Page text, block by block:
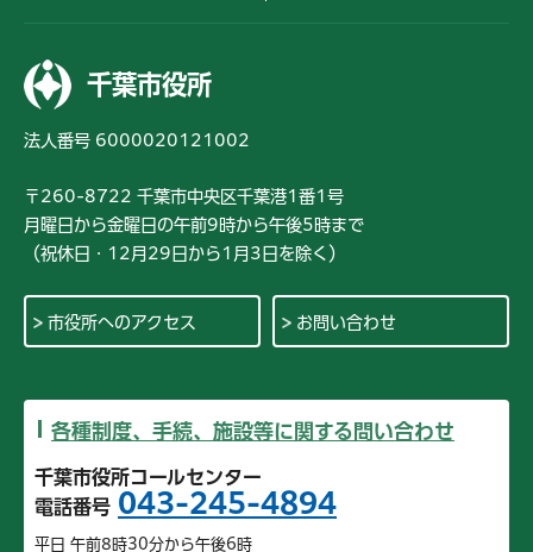
千葉市役所
法人番号 6000020121002
〒260-8722 千葉市中央区千葉港1番1号
月曜日から金曜日の午前9時から午後5時まで
（祝休日・12月29日から1月3日を除く）
市役所へのアクセス お問い合わせ
各種制度、手続、施設等に関する問い合わせ
千葉市役所コールセンター
電話番号 043-245-4894
平日 午前8時30分から午後6時